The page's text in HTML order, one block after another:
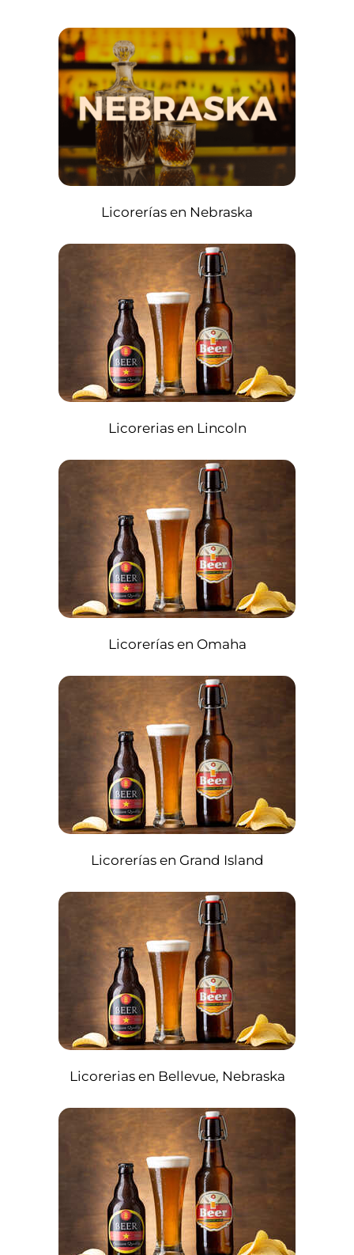
Licorerías en Nebraska
Licorerias en Lincoln
Licorerías en Omaha
Licorerías en Grand Island
Licorerias en Bellevue, Nebraska